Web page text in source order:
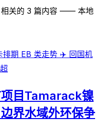
相关的 3 篇内容 —— 本地
排期 EB 类走势 ✈️ 回国机
目Tamarack镍
界水域外环保争